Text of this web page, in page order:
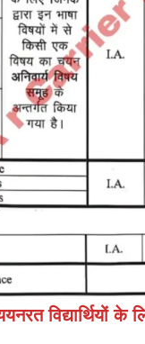
विद्यार्थियों के